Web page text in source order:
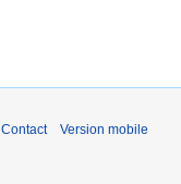
Contact Version mobile